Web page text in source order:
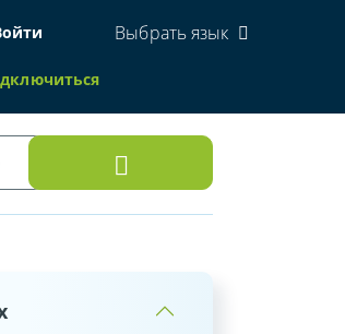
Выбрать язык